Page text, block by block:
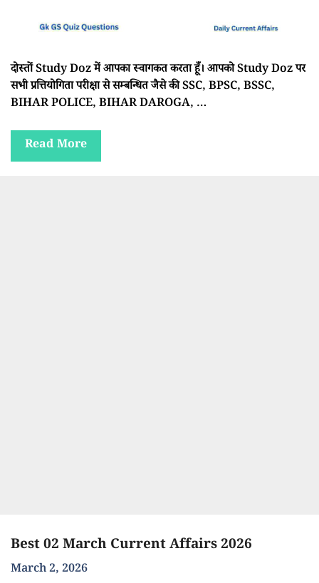
दोस्तों Study Doz में आपका स्वागकत करता हूँ। आपको Study Doz पर
सभी प्रत्तियोगिता परीक्षा से सम्बन्धित जैसे की SSC, BPSC, BSSC,
BIHAR POLICE, BIHAR DAROGA, …
Read More
Best 02 March Current Affairs 2026
March 2, 2026